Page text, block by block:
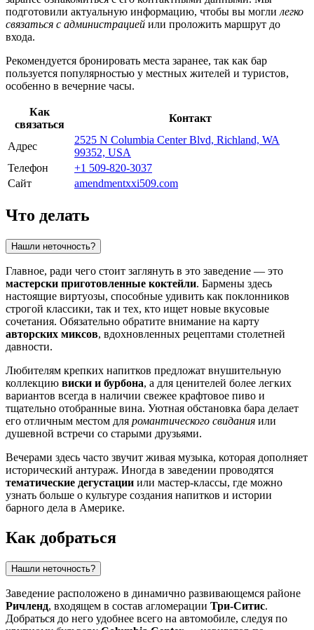
подготовили актуальную информацию, чтобы вы могли легко
связаться с администрацией или проложить маршрут до
входа.
Рекомендуется бронировать места заранее, так как бар
пользуется популярностью у местных жителей и туристов,
особенно в вечерние часы.
Как
связаться
Контакт
Адрес
2525 N Columbia Center Blvd, Richland, WA
99352, USA
Телефон
+1 509-820-3037
Сайт
amendmentxxi509.com
Что делать
Нашли неточность?
Главное, ради чего стоит заглянуть в это заведение — это
мастерски приготовленные коктейли. Бармены здесь
настоящие виртуозы, способные удивить как поклонников
строгой классики, так и тех, кто ищет новые вкусовые
сочетания. Обязательно обратите внимание на карту
авторских миксов, вдохновленных рецептами столетней
давности.
Любителям крепких напитков предложат внушительную
коллекцию виски и бурбона, а для ценителей более легких
вариантов всегда в наличии свежее крафтовое пиво и
тщательно отобранные вина. Уютная обстановка бара делает
его отличным местом для романтического свидания или
душевной встречи со старыми друзьями.
Вечерами здесь часто звучит живая музыка, которая дополняет
исторический антураж. Иногда в заведении проводятся
тематические дегустации или мастер-классы, где можно
узнать больше о культуре создания напитков и истории
барного дела в Америке.
Как добраться
Нашли неточность?
Заведение расположено в динамично развивающемся районе
Ричленд, входящем в состав агломерации Три-Ситис.
Добраться до него удобнее всего на автомобиле, следуя по